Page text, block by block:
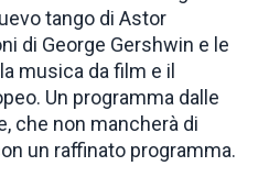
tango di Astor
di George Gershwin e le
musica da film e il
Un programma dalle
che non mancherà di
un raffinato programma.